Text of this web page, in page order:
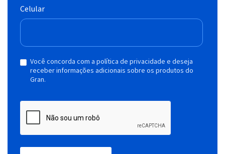
Celular
Você concorda com a política de privacidade e deseja
receber informações adicionais sobre os produtos do
Gran.